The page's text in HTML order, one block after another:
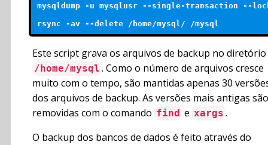
mysqldump -u mysqlusr --single-transaction --
Este script grava os arquivos de backup no diretório
/home/mysql . Como o número de arquivos cresce
muito com o tempo, são mantidas apenas 30
dos arquivos de backup. As versões mais antigas são
removidas com o comando find e xargs .
O backup dos bancos de dados é feito através do